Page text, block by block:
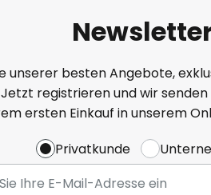
unserer besten Angebote,
registrieren und wir senden
ersten Einkauf in unserem
Privatkunde